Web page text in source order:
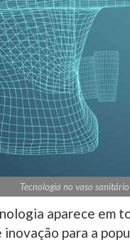
Tecnologia no vaso
aparece em
para a